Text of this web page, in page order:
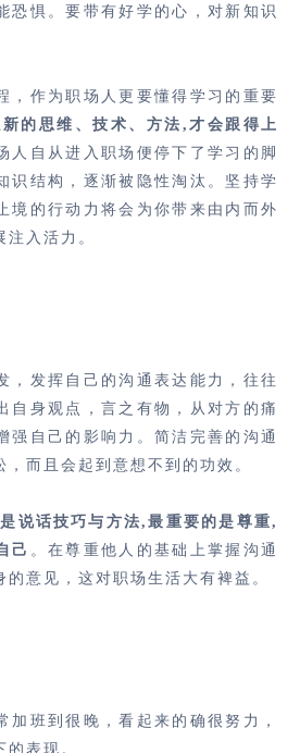
恐惧。要带有好学的心，对新知识
，作为职场人更要懂得学习的重要
的思维、技术、方法,才会跟得上
人自从进入职场便停下了学习的脚
识结构，逐渐被隐性淘汰。坚持学
境的行动力将会为你带来由内而外
入活力。
，发挥自己的沟通表达能力，往往
自身观点，言之有物，从对方的痛
强自己的影响力。简洁完善的沟通
而且会起到意想不到的功效。
说话技巧与方法,最重要的是尊重,
己 。在尊重他人的基础上掌握沟通
意见，这对职场生活大有裨益。
加班到很晚，看起来的确很努力，
表现。